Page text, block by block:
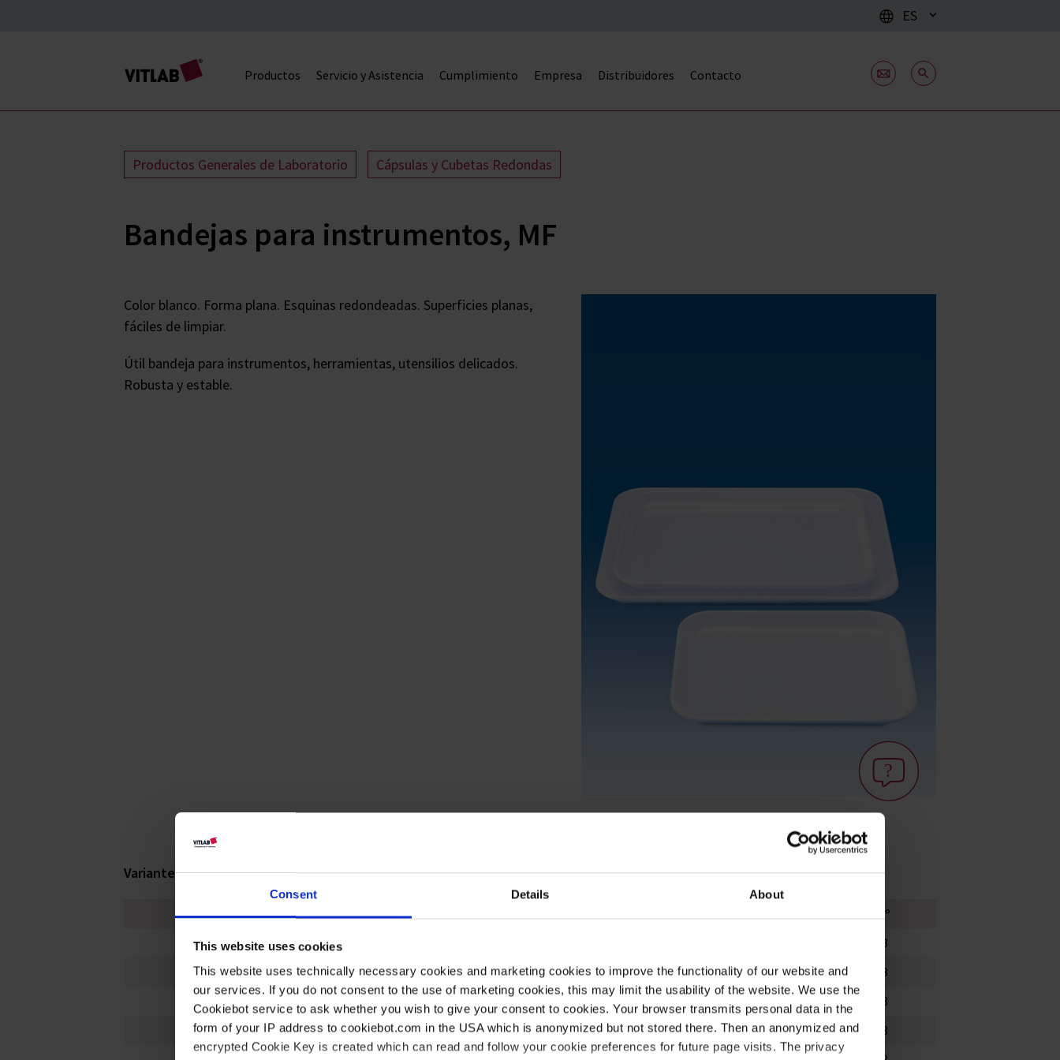
Consent Details About
This website uses cookies
This website uses technically necessary cookies and marketing cookies to improve the functionality of our website and
our services. If you do not consent to the use of marketing cookies, this may limit the usability of the website. We use the
Cookiebot service to ask whether you wish to give your consent to cookies. Your browser transmits personal data in the
form of your IP address to cookiebot.com in the USA which is anonymized but not stored there. Then an anonymized and
encrypted Cookie Key is created which can read and follow your cookie preferences for future page visits. The privacy
ES
Productos Servicio y Asistencia Cumplimiento Empresa Distribuidores Contacto
Productos Generales de Laboratorio Cápsulas y Cubetas Redondas
Bandejas para instrumentos, MF
Color blanco. Forma plana. Esquinas redondeadas. Superficies planas,
fáciles de limpiar.
Útil bandeja para instrumentos, herramientas, utensilios delicados.
Robusta y estable.
Variantes / Tamaños
Longitud mm
Art. Nº
190
71598
245
180 17 5
71698
280
71798
355
245 17 5
71898